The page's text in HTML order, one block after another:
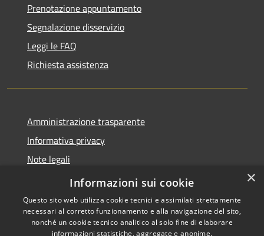
Prenotazione appuntamento
Segnalazione disservizio
Leggi le FAQ
Richiesta assistenza
Amministrazione trasparente
Informativa privacy
Note legali
Dichiarazione di accessibilità
×
Informazioni sui cookie
Questo sito web utilizza cookie tecnici e assimilati strettamente
necessari al corretto funzionamento e alla navigazione del sito,
nonché un cookie tecnico analitico al solo fine di elaborare
informazioni statistiche, aggregate e anonime.